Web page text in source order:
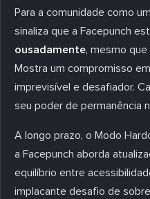
Para a comunidade como
sinaliza que a Facepunch
ousadamente, mesmo
Mostra um compromisso
imprevisível e desafiador.
seu poder de permanência
A longo prazo, o Modo
a Facepunch aborda
equilíbrio entre
implacante desafio de